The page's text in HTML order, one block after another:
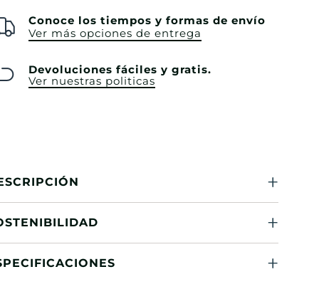
Conoce los tiempos y formas de envío
Ver más opciones de entrega
Devoluciones fáciles y gratis.
Ver nuestras politicas